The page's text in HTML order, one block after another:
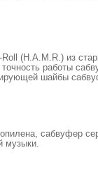
(H.A.M.R.) из
работы
шайбы
сабвуфер
музыки.